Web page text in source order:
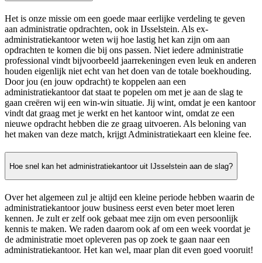
Het is onze missie om een goede maar eerlijke verdeling te geven
aan administratie opdrachten, ook in IJsselstein. Als ex-
administratiekantoor weten wij hoe lastig het kan zijn om aan
opdrachten te komen die bij ons passen. Niet iedere administratie
professional vindt bijvoorbeeld jaarrekeningen even leuk en anderen
houden eigenlijk niet echt van het doen van de totale boekhouding.
Door jou (en jouw opdracht) te koppelen aan een
administratiekantoor dat staat te popelen om met je aan de slag te
gaan creëren wij een win-win situatie. Jij wint, omdat je een kantoor
vindt dat graag met je werkt en het kantoor wint, omdat ze een
nieuwe opdracht hebben die ze graag uitvoeren. Als beloning van
het maken van deze match, krijgt Administratiekaart een kleine fee.
Hoe snel kan het administratiekantoor uit IJsselstein aan de slag?
Over het algemeen zul je altijd een kleine periode hebben waarin de
administratiekantoor jouw business eerst even beter moet leren
kennen. Je zult er zelf ook gebaat mee zijn om even persoonlijk
kennis te maken. We raden daarom ook af om een week voordat je
de administratie moet opleveren pas op zoek te gaan naar een
administratiekantoor. Het kan wel, maar plan dit even goed vooruit!